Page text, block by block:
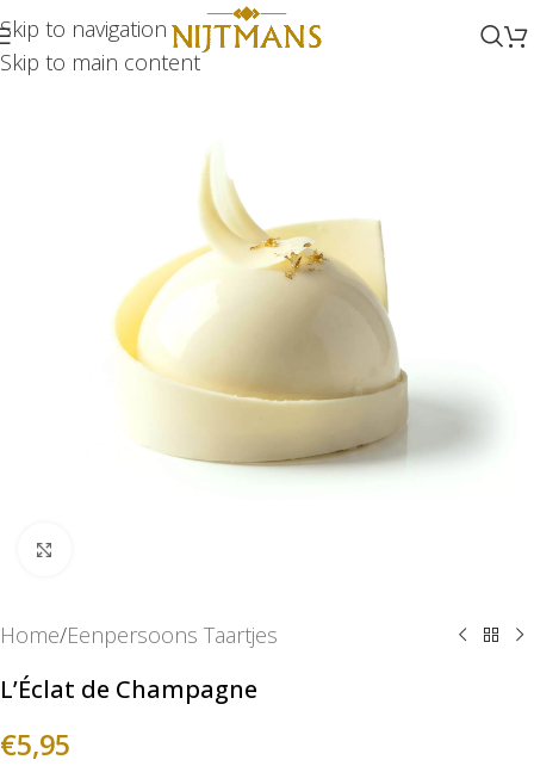
Skip to navigation
Skip to main content
Home/Eenpersoons Taartjes
L’Éclat de Champagne
€5,95